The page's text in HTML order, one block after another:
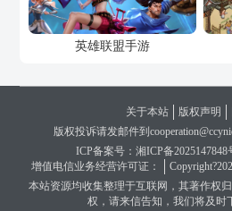
英雄联盟手游
关于本站 版权声明
版权投诉请发邮件到
ICP备案号：湘ICP备2025147848
增值电信业务经营许可证：
本站资源均收集整理于互联网，其著作权
权，请来信告知，我们将及时